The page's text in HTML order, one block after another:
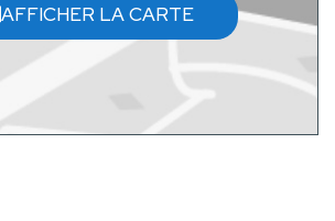
AFFICHER LA CARTE